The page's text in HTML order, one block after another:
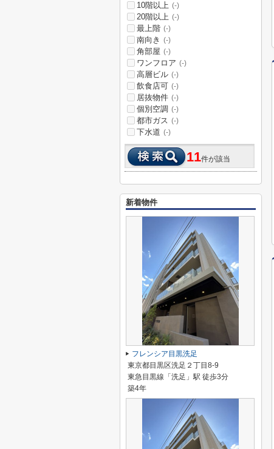
10階以上 (-)
20階以上 (-)
最上階 (-)
南向き (-)
角部屋 (-)
ワンフロア (-)
高層ビル (-)
飲食店可 (-)
居抜物件 (-)
個別空調 (-)
都市ガス (-)
下水道 (-)
11件が該当
新着物件
フレンシア目黒洗足
東京都目黒区洗足２丁目8-9
東急目黒線「洗足」駅 徒歩3分
築4年